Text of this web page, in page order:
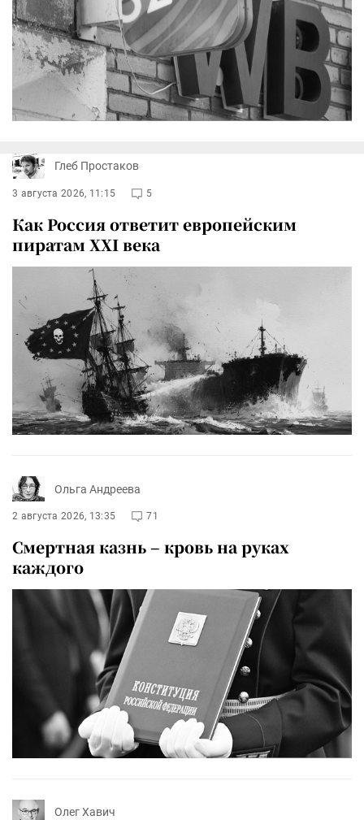
Глеб Простаков
3 августа 2026, 11:15 5
Как Россия ответит европейским
пиратам XXI века
Ольга Андреева
2 августа 2026, 13:35 71
Смертная казнь – кровь на руках
каждого
Олег Хавич